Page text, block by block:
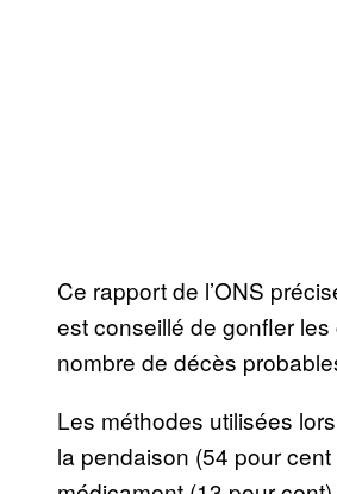
Ce rapport de l’ONS
est conseillé de gonfler
nombre de décès
Les méthodes utilisées
la pendaison (54 pour cent